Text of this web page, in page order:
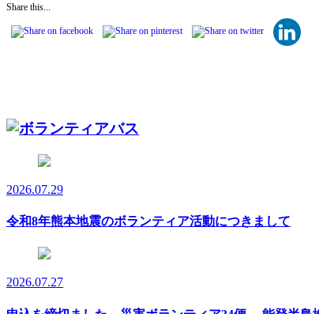
Share this...
2026.07.29
令和8年熊本地震のボランティア活動につきまして
2026.07.27